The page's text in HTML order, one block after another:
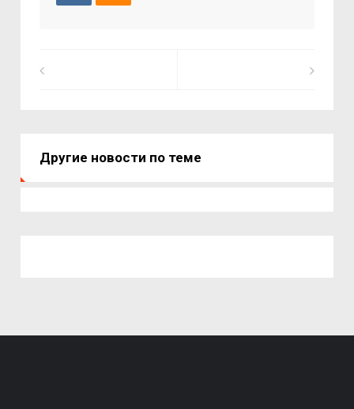
Другие новости по теме